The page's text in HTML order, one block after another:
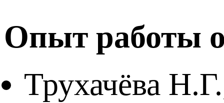
Опыт работы
Трухачёва